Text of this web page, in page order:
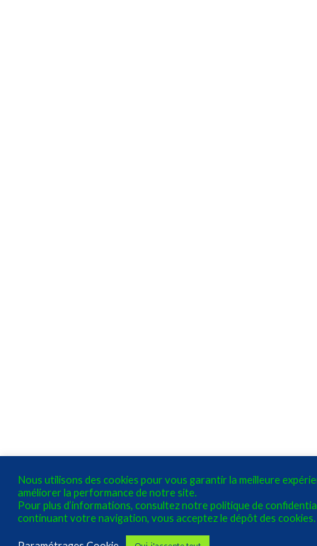
Nous utilisons des cookies pour vous garantir la meilleure
améliorer la performance de notre site.
Pour plus d’informations, consultez notre politique de
continuant votre navigation, vous acceptez le dépôt des cookies.